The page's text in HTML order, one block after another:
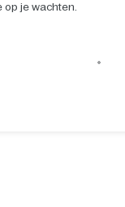
op je wachten.